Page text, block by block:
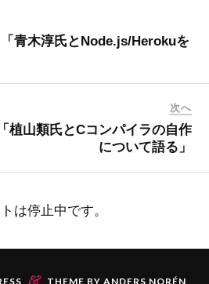
青木淳氏とNode.js/Herokuを
次へ
植山類氏とCコンパイラの自作
について語る」
は停止中です。
THEME BY ANDERS NORÉN